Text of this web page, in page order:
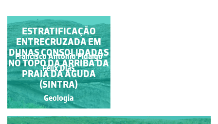
ESTRATIFICAÇÃO
ENTRECRUZADA
Adriano José Henriques da
Silva Cardoso
Geologia
ESTRATIFICAÇÃO
ENTRECRUZADA EM
DUNAS CONSOLIDADAS
NO TOPO DA ARRIBA DA
PRAIA DA AGUDA
(SINTRA)
Francisco António Fidalgo
Félix Dias
Geologia